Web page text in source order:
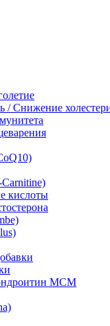
/ Cнижение
кислоты
МСМ